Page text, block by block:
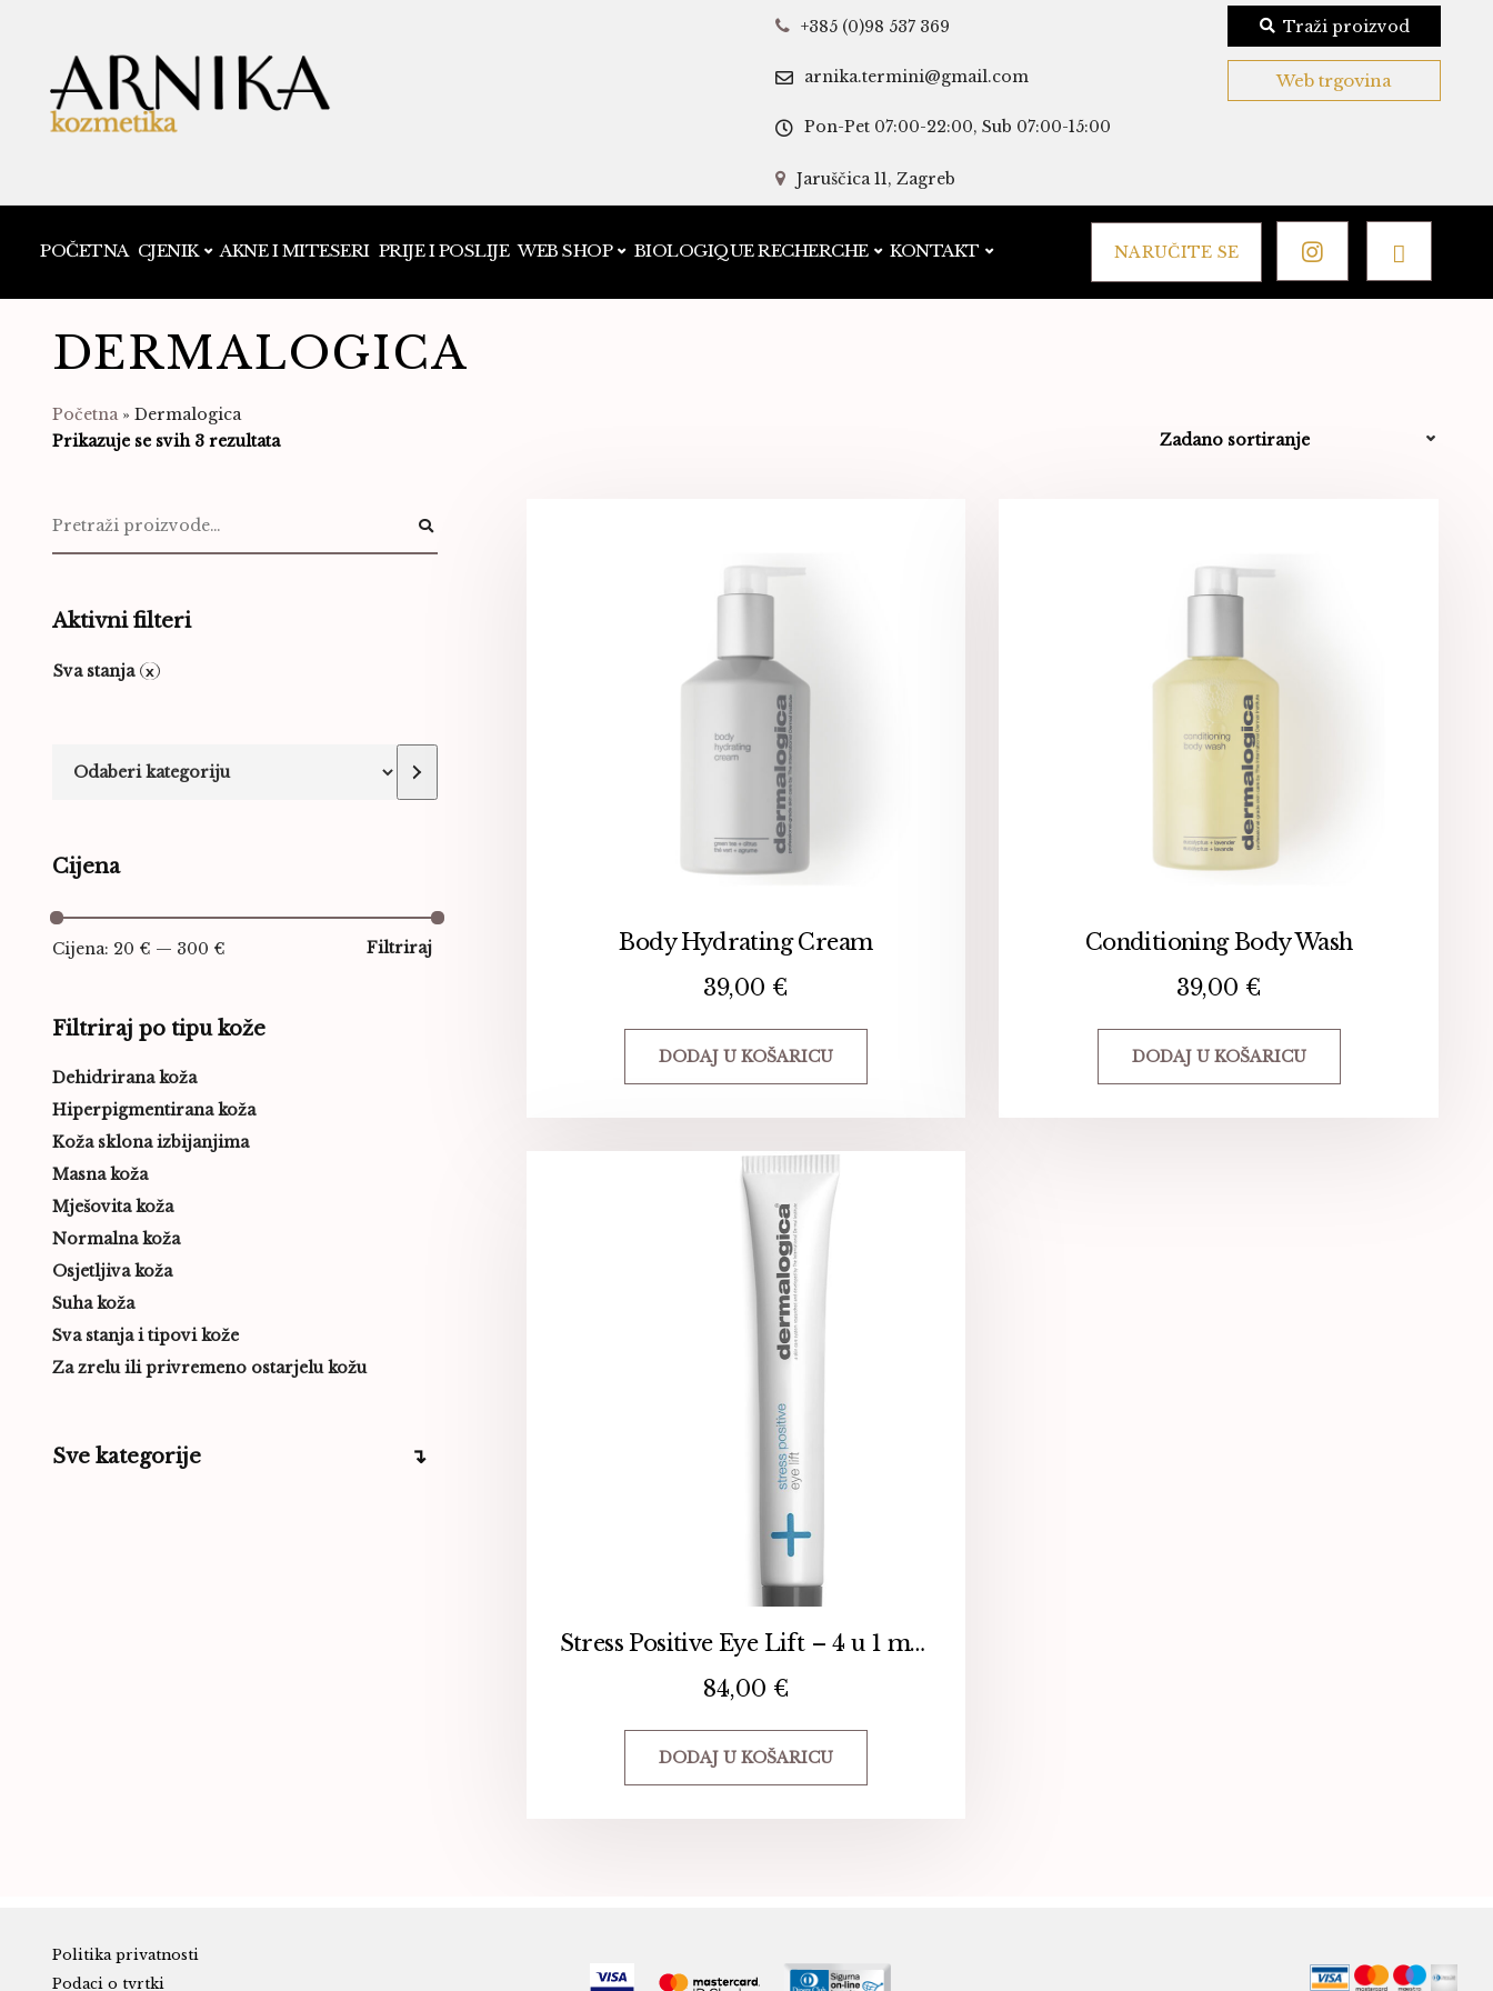
+385 (0)98 537 369
arnika.termini@gmail.com
Pon-Pet 07:00-22:00, Sub 07:00-15:00
Jaruščica 11, Zagreb
Traži proizvod
Web trgovina
POČETNA CJENIK AKNE I MITESERI PRIJE I POSLIJE WEB SHOP BIOLOGIQUE RECHERCHE KONTAKT NARUČITE SE
DERMALOGICA
Početna» Dermalogica
Prikazuje se svih 3 rezultata
Aktivni filteri
Sva stanja
Cijena
Filtriraj
Cijena: 20 € — 300 €
Filtriraj po tipu kože
Dehidrirana koža
Hiperpigmentirana koža
Koža sklona izbijanjima
Masna koža
Mješovita koža
Normalna koža
Osjetljiva koža
Suha koža
Sva stanja i tipovi kože
Za zrelu ili privremeno ostarjelu kožu
Sve kategorije
Body Hydrating Cream
39,00 €
DODAJ U KOŠARICU
Conditioning Body Wash
39,00 €
DODAJ U KOŠARICU
Stress Positive Eye Lift – 4 u 1 maska za područje oko očiju
84,00 €
DODAJ U KOŠARICU
Politika privatnosti
Podaci o tvrtki